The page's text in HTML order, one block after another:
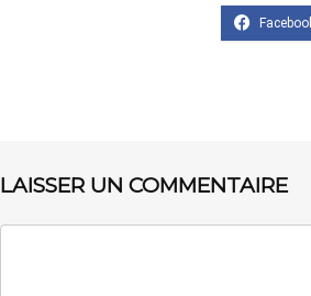
LAISSER UN COMMENTAIRE